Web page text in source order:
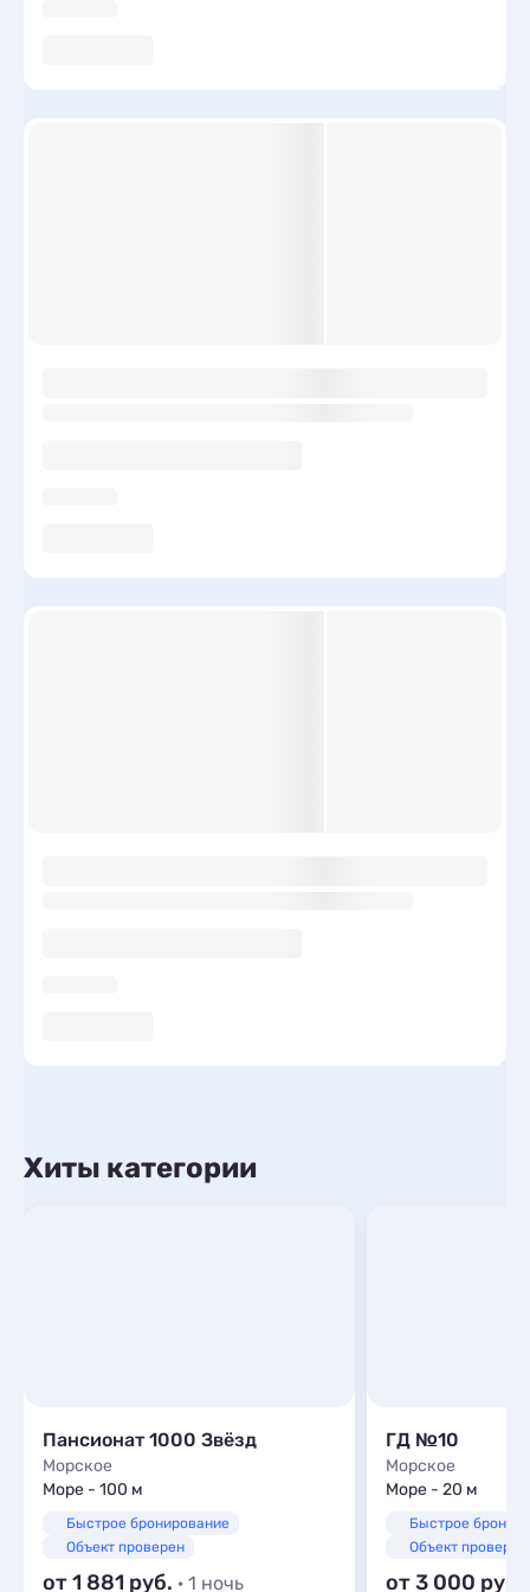
Хиты категории
Пансионат 1000 Звёзд
Морское
Море - 100 м
Быстрое бронирование
Объект проверен
от 1 881 · 1 ночь
ГД №10
Морское
Море - 20 м
Быстрое
Объект проверен
от 3 000